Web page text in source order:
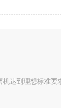
达到理想标准要